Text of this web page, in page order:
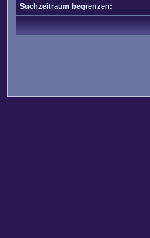
Suchzeitraum begrenzen: